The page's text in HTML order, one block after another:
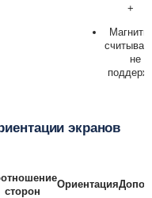
+
не
экранов
сторон
Ориентация